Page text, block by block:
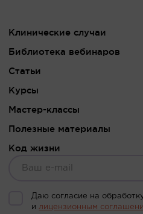
Клинические случаи
Библиотека вебинаров
Статьи
Курсы
Мастер-классы
Полезные материалы
Код жизни
Даю согласие на
илицензионным